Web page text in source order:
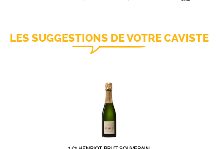
LES SUGGESTIONS DE VOTRE CAVISTE